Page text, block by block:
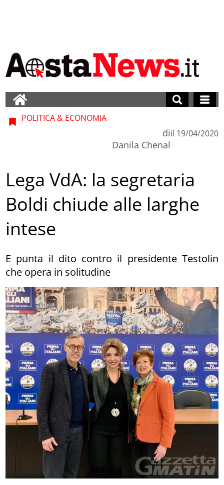
POLITICA & ECONOMIA
di
Danila Chenal
il 19/04/2020
Lega VdA: la segretaria
Boldi chiude alle larghe
intese
E punta il dito contro il presidente Testolin
che opera in solitudine